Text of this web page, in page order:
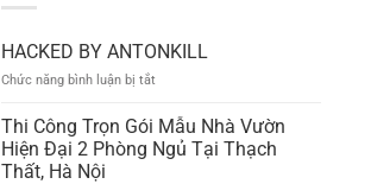
HACKED BY ANTONKILL
Chức năng bình luận bị tắt
BY
ANTONKILL
Thi Công Trọn Gói Mẫu Nhà Vườn
Hiện Đại 2 Phòng Ngủ Tại Thạch
Thất, Hà Nội